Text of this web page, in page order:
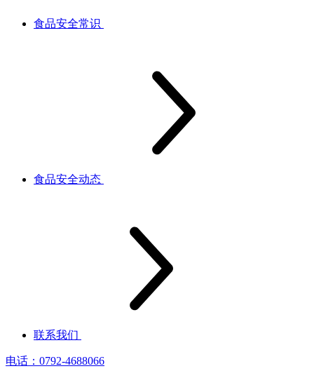
食品安全常识
食品安全动态
联系我们
电话：0792-4688066